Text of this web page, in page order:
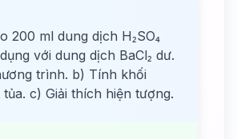
200 ml dung dịch H₂SO₄
với dung dịch BaCl₂ dư.
trình. b) Tính khối
c) Giải thích hiện tượng.